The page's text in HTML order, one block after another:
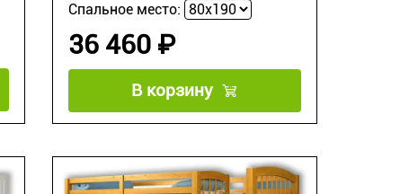
Спальное место:
36 460 ₽
В корзину